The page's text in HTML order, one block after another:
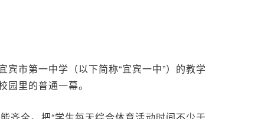
市第一中学（以下简称“宜宾一中”）的教学
里的普通一幕。